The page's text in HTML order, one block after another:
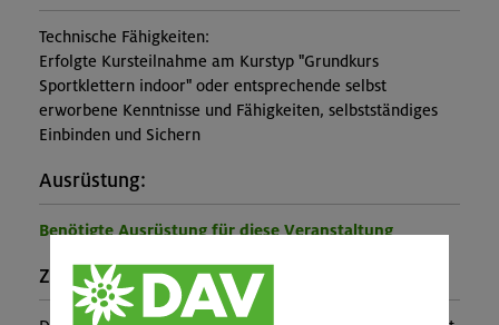
Technische Fähigkeiten:
Erfolgte Kursteilnahme am Kurstyp "Grundkurs
Sportklettern indoor" oder entsprechende selbst
erworbene Kenntnisse und Fähigkeiten, selbstständiges
Einbinden und Sichern
Ausrüstung:
Benötigte Ausrüstung für diese Veranstaltung
Zusatzinfo: